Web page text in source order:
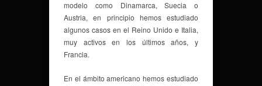
modelo como Dinamarca, Suecia o
Austria, en principio hemos estudiado
algunos casos en el Reino Unido e Italia,
muy activos en los últimos años, y
Francia.
En el ámbito americano hemos estudiado